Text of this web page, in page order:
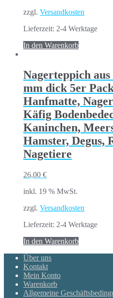
zzgl. Versandkosten
Lieferzeit: 2-4 Werktage
In den Warenkorb
Nagerteppich
mm dick 5er
Hanfmatte,
Käfig
Kaninchen,
Hamster, Degus,
Nagetiere
26,00 €
inkl. 19 % MwSt.
zzgl. Versandkosten
Lieferzeit: 2-4 Werktage
In den Warenkorb
Über uns
Kontakt
Mein Konto
Warenkorb
Allgemeine